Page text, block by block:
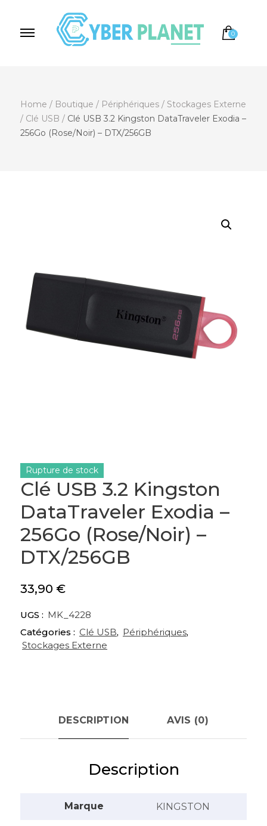
0
Home / Boutique / Périphériques / Stockages Externe
/ Clé USB / Clé USB 3.2 Kingston DataTraveler Exodia –
256Go (Rose/Noir) – DTX/256GB
Clé USB 3.2 Kingston
DataTraveler Exodia –
256Go (Rose/Noir) –
DTX/256GB
33,90 €
Rupture de stock
UGS : MK_4228
Catégories : Clé USB, Périphériques,
Stockages Externe
DESCRIPTION AVIS (0)
Description
Marque KINGSTON